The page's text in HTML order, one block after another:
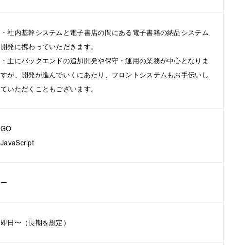
・社内基幹システムと電子書店の間にある電子書籍の納品システム
開発に携わっていただきます。
・主にバックエンドの追加開発や保守・運用の業務が中心となりま
すが、開発が進んでいくにあたり、フロントシステムもお手伝いし
ていただくこともございます。
GO
JavaScript
ー
即日〜（長期を想定）